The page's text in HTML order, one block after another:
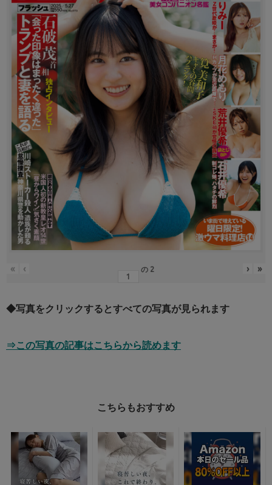
« ‹ の 2 › »
◆写真をクリックするとすべての写真が見られます
⇒この写真の記事はこちらから読めます
こちらもおすすめ